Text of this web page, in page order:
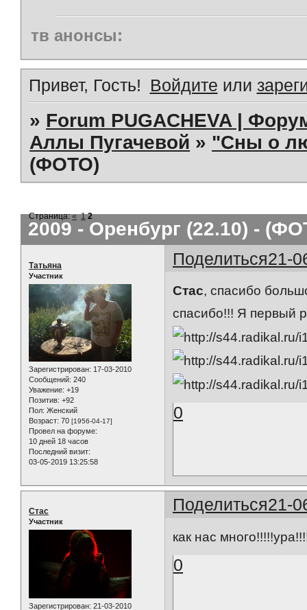
тв анонсы:
Привет, Гость! Войдите или
» Forum PUGACHEVA |
Аллы Пугачевой » "Сны о
(ФОТО)
2009 - Оренбург (22.10) -
Страница:« 1 2
Поделиться21-
Татьяна
Участник
Зарегистрирован: 17-03-2010
Сообщений: 240
Уважение: +19
Позитив: +92
Пол: Женский
Возраст: 70 [1956-04-17]
Провел на форуме:
10 дней 18 часов
Последний визит:
03-05-2019 13:25:58
Стас, спасибо
спасибо!!! Я первый
0
Поделиться21-
Стас
Участник
Зарегистрирован: 21-03-2010
как нас
0